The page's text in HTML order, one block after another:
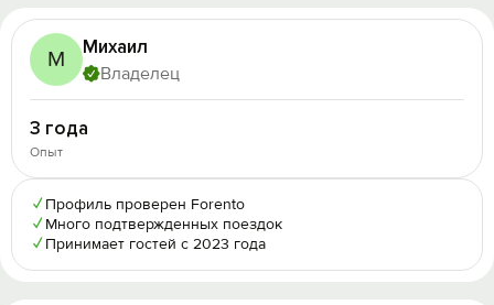
М Михаил
Владелец
3 года
Опыт
✓ Профиль проверен Forento
✓ Много подтвержденных поездок
✓ Принимает гостей с 2023 года